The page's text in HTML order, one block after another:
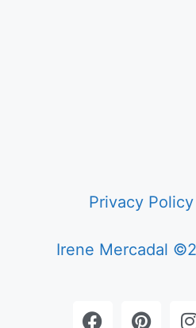
Privacy Policy
Irene Mercadal